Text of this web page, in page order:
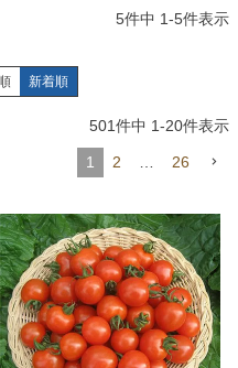
5件中 1-5件表示
新着順
501件中 1-20件表示
1 2 … 26